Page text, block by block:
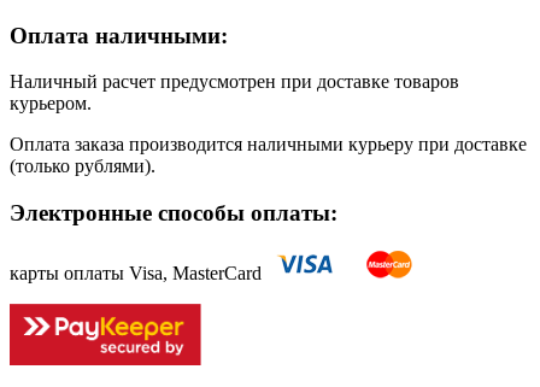
Оплата наличными:
Наличный расчет предусмотрен при доставке товаров
курьером.
Оплата заказа производится наличными курьеру при доставке
(только рублями).
Электронные способы оплаты:
карты оплаты Visa, MasterCard